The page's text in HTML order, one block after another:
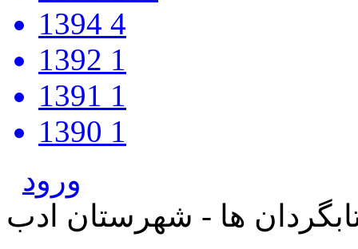
1394 4
1392 1
1391 1
1390 1
ورود
ها - شهرستان ادب